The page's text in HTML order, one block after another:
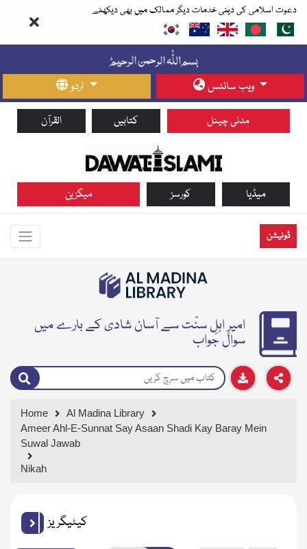
دعوت اسلامی کی دینی خدمات دیگر ممالک میں بھی دیکھئے
اردو ویب سائٹس
القرآن کتابیں مدنی چینل
میگزین کورسز میڈیا
ڈونیشن
امیرِ اہلِ سنّت سے آسان شادی کے بارے میں
سوال جواب
Home
Al Madina Library
Ameer Ahl-E-Sunnat Say Asaan Shadi Kay Baray Mein
Suwal Jawab
Nikah
کیٹیگریز